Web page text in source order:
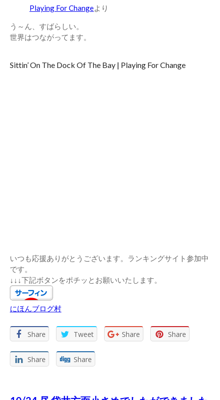
Playing For Changeより
う～ん、すばらしい。
世界はつながってます。
Sittin’ On The Dock Of The Bay | Playing For Change
いつも応援ありがとうございます。ランキングサイト参加中
です。
↓↓↓下記ボタンをポチッとお願いいたします。
にほんブログ村
Share Tweet Share Share
Share Share